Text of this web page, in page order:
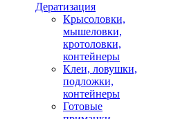
Дератизация
Крысоловки,
мышеловки,
кротоловки,
контейнеры
Клеи, ловушки,
подложки,
контейнеры
Готовые